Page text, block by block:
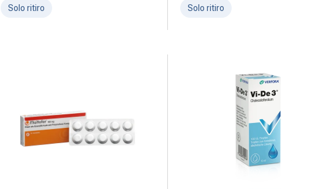
Solo ritiro Solo ritiro